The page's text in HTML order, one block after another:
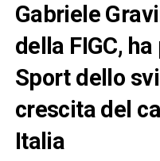
Gabriele
della FIGC,
Sport dello
crescita del
Italia